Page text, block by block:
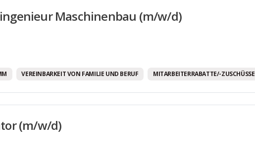
Maschinenbau (m/w/d)
VEREINBARKEIT VON FAMILIE UND BERUF MITARBEITERRABATTE/-ZUSCHÜSSE
(m/w/d)